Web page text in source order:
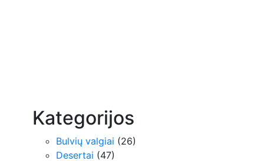
Kategorijos
Bulvių valgiai (26)
Desertai (47)